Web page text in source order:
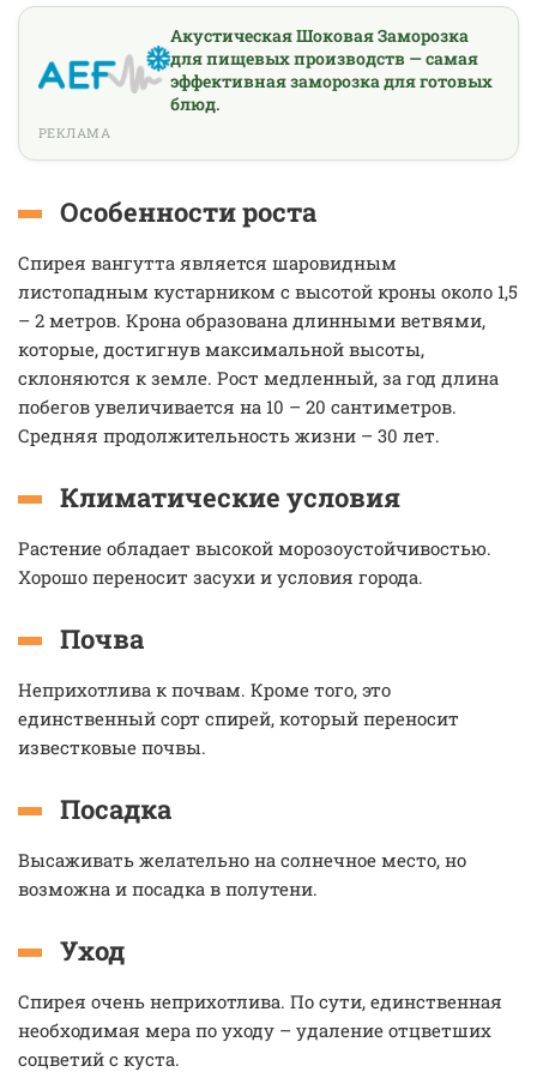
Акустическая Шоковая Заморозка
для пищевых производств — самая
эффективная заморозка для готовых
блюд.
РЕКЛАМА
Особенности роста
Спирея вангутта является шаровидным
листопадным кустарником с высотой кроны около 1,5
– 2 метров. Крона образована длинными ветвями,
которые, достигнув максимальной высоты,
склоняются к земле. Рост медленный, за год длина
побегов увеличивается на 10 – 20 сантиметров.
Средняя продолжительность жизни – 30 лет.
Климатические условия
Растение обладает высокой морозоустойчивостью.
Хорошо переносит засухи и условия города.
Почва
Неприхотлива к почвам. Кроме того, это
единственный сорт спирей, который переносит
известковые почвы.
Посадка
Высаживать желательно на солнечное место, но
возможна и посадка в полутени.
Уход
Спирея очень неприхотлива. По сути, единственная
необходимая мера по уходу – удаление отцветших
соцветий с куста.